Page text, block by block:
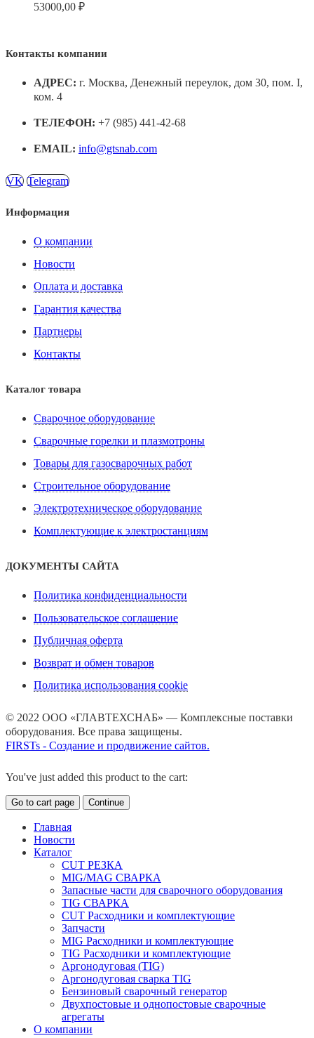
53000,00 ₽
Контакты компании
АДРЕС: г. Москва, Денежный переулок, дом 30, пом. I,
ком. 4
ТЕЛЕФОН: +7 (985) 441-42-68
EMAIL: info@gtsnab.com
VK Telegram
Информация
О компании
Новости
Оплата и доставка
Гарантия качества
Партнеры
Контакты
Каталог товара
Сварочное оборудование
Сварочные горелки и плазмотроны
Товары для газосварочных работ
Строительное оборудование
Электротехническое оборудование
Комплектующие к электростанциям
ДОКУМЕНТЫ САЙТА
Политика конфиденциальности
Пользовательское соглашение
Публичная оферта
Возврат и обмен товаров
Политика использования cookie
© 2022 ООО «ГЛАВТЕХСНАБ» — Комплексные поставки
оборудования. Все права защищены.
FIRSTs - Создание и продвижение сайтов.
You've just added this product to the cart:
Go to cart page Continue
Главная
Новости
Каталог
CUT РЕЗКА
MIG/MAG СВАРКА
Запасные части для сварочного оборудования
TIG СВАРКА
CUT Расходники и комплектующие
Запчасти
MIG Расходники и комплектующие
TIG Расходники и комплектующие
Аргонодуговая (TIG)
Аргонодуговая сварка TIG
Бензиновый сварочный генератор
Двухпостовые и однопостовые сварочные
агрегаты
О компании